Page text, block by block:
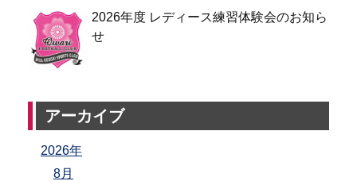
2026年度 レディース練習体験会のお知ら
せ
アーカイブ
2026年
8月